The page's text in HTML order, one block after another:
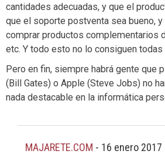
cantidades adecuadas, y que el
que el soporte postventa sea bueno, y
comprar productos complementarios
etc. Y todo esto no lo consiguen todas
Pero en fin, siempre habrá gente que
(Bill Gates) o Apple (Steve Jobs) no
nada destacable en la informática
MAJARETE.COM - 16 enero 2017